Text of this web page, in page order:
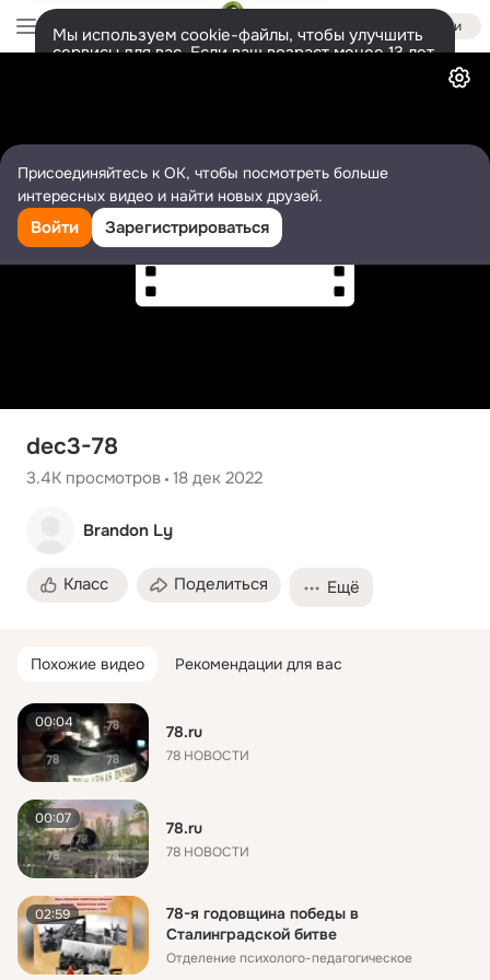
dec3-78
3.4K просмотров 18 дек 2022
Brandon Ly
Класс Поделиться Ещё
Похожие видео Рекомендации для вас
00:04 78.ru
78 НОВОСТИ
00:07 78.ru
78 НОВОСТИ
02:59
78-я годовщина победы в
Сталинградской битве
Отделение психолого-педагогическое
Войти
Мы используем cookie-файлы, чтобы улучшить
сервисы для вас. Если ваш возраст менее 13 лет,
Присоединяйтесь к ОК, чтобы посмотреть больше
интересных видео и найти новых друзей.
Войти Зарегистрироваться